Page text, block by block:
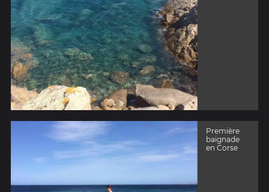
Première
baignade
en Corse